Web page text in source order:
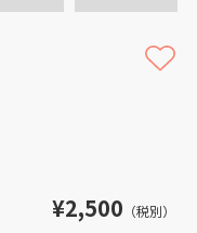
¥2,500 （税別）